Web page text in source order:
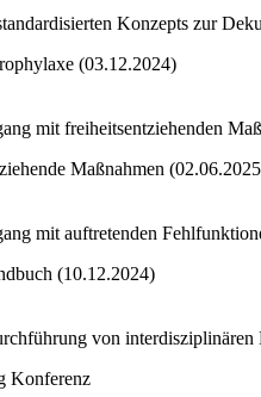
Konzepts zur
(03.12.2024)
mit freiheitsentziehenden
Maßnahmen
mit auftretenden
(10.12.2024)
von interdisziplinären
Konferenz